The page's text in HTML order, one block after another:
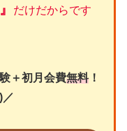
だけだからです
＋初月会費無料！
)／